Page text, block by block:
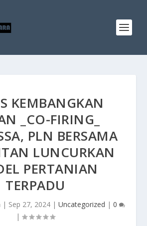
KEMBANGKAN
_CO-FIRING_
PLN BERSAMA
LUNCURKAN
PERTANIAN
TERPADU
| Sep 27, 2024| Uncategorized | 0
|